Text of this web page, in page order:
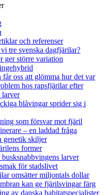
och referenser
tre svenska dagfjärilar?
ger större variation
oss att glömma hur det var
hos rapsfjärilar efter
larver
blåvingar sprider sig i
som försvar mot fjäril
– en laddad fråga
genetik skiljer
former
larver
för stadslivet
omsätter miljontals dollar
kan ge fjärilsvingar färg
av danska habitatspecialister